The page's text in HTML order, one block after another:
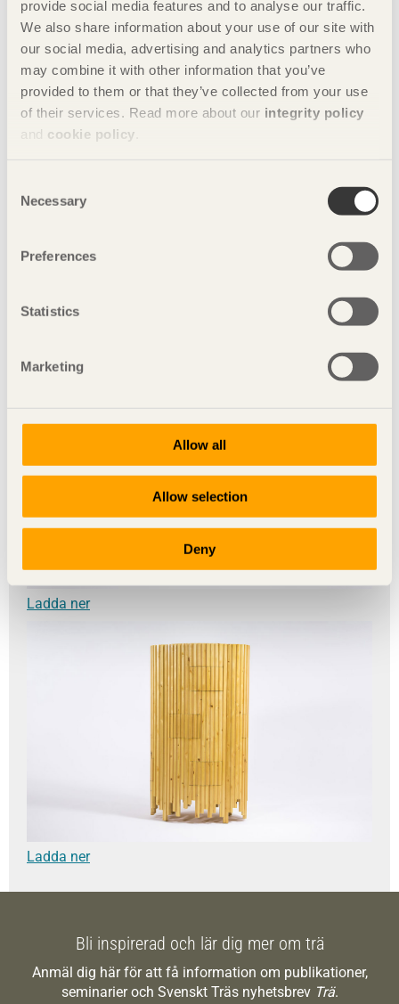
provide social media features and to analyse our traffic.
We also share information about your use of our site with
our social media, advertising and analytics partners who
may combine it with other information that you’ve
provided to them or that they’ve collected from your use
of their services. Read more about our integrity policy
and cookie policy
Selection
Necessary
Preferences
Statistics
Marketing
Allow all
Allow selection
Deny
Ladda ner
Ladda ner
Ladda ner
Bli inspirerad och lär dig mer om trä
Anmäl dig här för att få information om publikationer,
seminarier och Svenskt Träs nyhetsbrev Trä.